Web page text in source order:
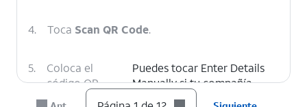
4. Toca Scan QR Code.
5.
Coloca el
código QR
proporcionado
Puedes tocar Enter Details
Manually si tu compañía
telefónica no proporcionó un